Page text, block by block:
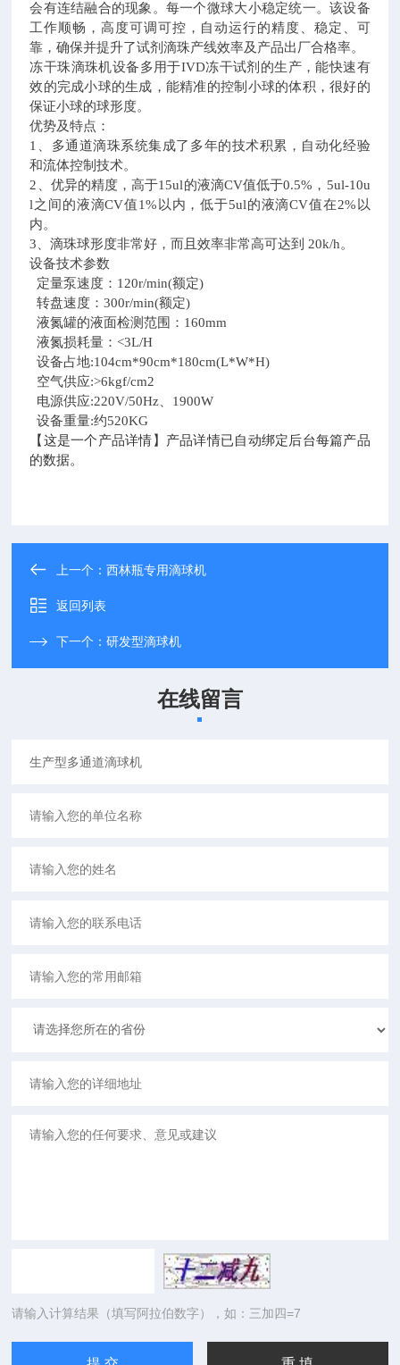
会有连结融合的现象。每一个微球大小稳定统一。该设备
工作顺畅，高度可调可控，自动运行的精度、稳定、可
靠，确保并提升了试剂滴珠产线效率及产品出厂合格率。
冻干珠滴珠机设备多用于IVD冻干试剂的生产，能快速有
效的完成小球的生成，能精准的控制小球的体积，很好的
保证小球的球形度。
优势及特点：
1、多通道滴珠系统集成了多年的技术积累，自动化经验
和流体控制技术。
2、优异的精度，高于15ul的液滴CV值低于0.5%，5ul-10u
l之间的液滴CV值1%以内，低于5ul的液滴CV值在2%以
内。
3、滴珠球形度非常好，而且效率非常高可达到 20k/h。
设备技术参数
定量泵速度：120r/min(额定)
转盘速度：300r/min(额定)
液氮罐的液面检测范围：160mm
液氮损耗量：<3L/H
设备占地:104cm*90cm*180cm(L*W*H)
空气供应:>6kgf/cm2
电源供应:220V/50Hz、1900W
设备重量:约520KG
【这是一个产品详情】产品详情已自动绑定后台每篇产品
的数据。
上一个：西林瓶专用滴球机
返回列表
下一个：研发型滴球机
在线留言
请输入计算结果（填写阿拉伯数字），如：三加四=7